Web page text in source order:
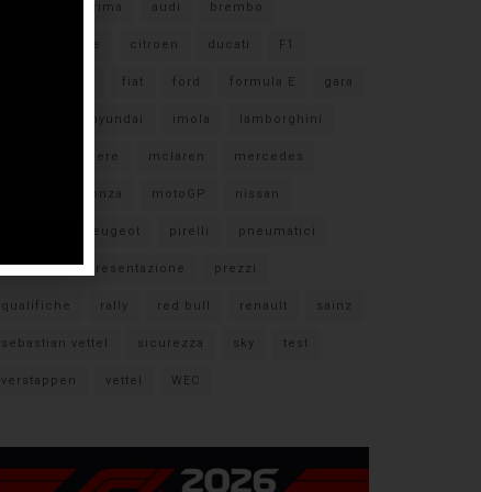
anteprima audi brembo
caratteristiche citroen ducati F1
fiat ford formula E gara
hyundai imola lamborghini
libere mclaren mercedes
monza motoGP nissan
peugeot pirelli pneumatici
porsche presentazione prezzi
qualifiche rally red bull renault sainz
sebastian vettel sicurezza sky test
verstappen vettel WEC